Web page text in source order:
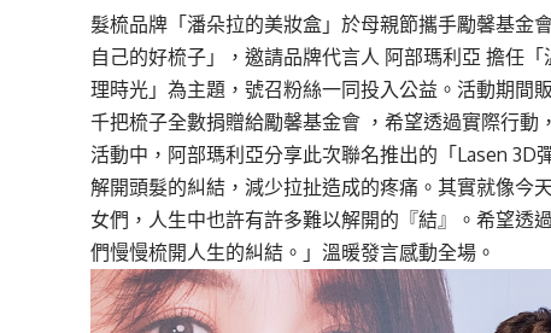
髮梳品牌「潘朵拉的美妝盒」於母親節攜手勵馨基金
自己的好梳子」，邀請品牌代言人 阿部瑪利亞 擔任
理時光」為主題，號召粉絲一同投入公益。活動期間
千把梳子全數捐贈給勵馨基金會 ，希望透過實際行動
活動中，阿部瑪利亞分享此次聯名推出的「Lasen
解開頭髮的糾結，減少拉扯造成的疼痛。其實就像今
女們，人生中也許有許多難以解開的『結』。希望透
們慢慢梳開人生的糾結。」溫暖發言感動全場。